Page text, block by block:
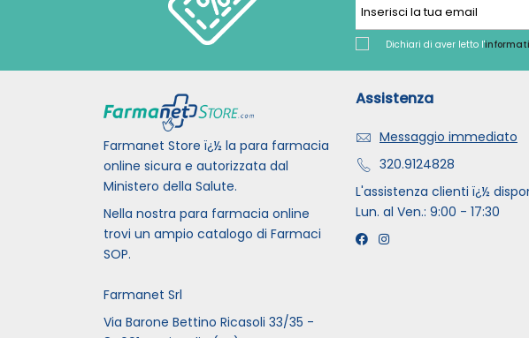
Dichiari di aver letto l'
Farmanet Store ï¿½ la para farmacia
online sicura e autorizzata dal
Ministero della Salute.
Nella nostra para farmacia online
trovi un ampio catalogo di Farmaci
SOP.
Farmanet Srl
Via Barone Bettino Ricasoli 33/35 -
Assistenza
Messaggio immediato
320.9124828
L'assistenza clienti ï¿½
Lun. al Ven.: 9:00 - 17:30